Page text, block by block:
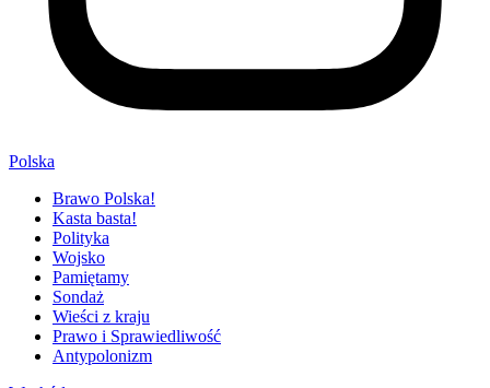
Polska
Brawo Polska!
Kasta basta!
Polityka
Wojsko
Pamiętamy
Sondaż
Wieści z kraju
Prawo i Sprawiedliwość
Antypolonizm